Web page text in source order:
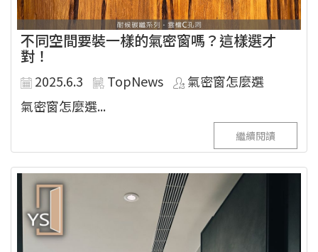
不同空間要裝一樣的氣密窗嗎？這樣選才
對！
2025.6.3 TopNews
氣密窗怎麼選
氣密窗怎麼選...
繼續閱讀